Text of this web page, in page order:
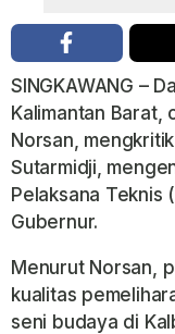
SINGKAWANG –
Kalimantan Barat,
Norsan,
Sutarmidji,
Pelaksana Teknis
Gubernur.
Menurut Norsan,
kualitas
seni budaya di